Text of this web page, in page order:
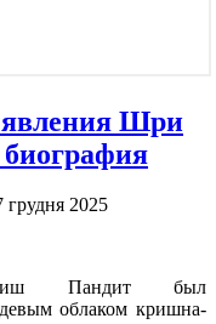
явления Шри
грудня 2025
Пандит был
облаком кришна-